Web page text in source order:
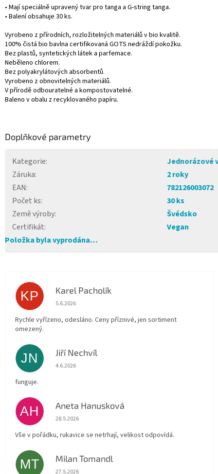
• Mají speciálně upravený tvar pro tanga a G-string tanga.
• Balení obsahuje 30 ks.
Vyrobeno z přírodních, rozložitelných materiálů v bio kvalitě.
100% čistá bio bavlna certifikovaná GOTS nedráždí pokožku.
Bez plastů, syntetických látek a parfemace.
Neběleno chlorem.
Bez polyakrylátových absorbentů.
Vyrobeno z obnovitelných materiálů.
V přírodě odbouratelné a kompostovatelné.
Baleno v obalu z recyklovaného papíru.
Doplňkové parametry
Kategorie:
Jednorázové
Záruka:
2 roky
EAN:
782126003072
Počet ks:
30 ks
Země výroby:
Švédsko
Certifikát:
Vegan
Položka byla vyprodána…
KP Karel Pacholík
Hodnocení obchodu je 4 z 5 hvězdiček.
5.6.2026
Rychle vyřízeno, odesláno. Ceny příznivé, jen sortiment
omezený.
JN Jiří Nechvíl
Hodnocení obchodu je 5 z 5 hvězdiček.
4.6.2026
funguje.
AH Aneta Hanusková
Hodnocení obchodu je 5 z 5 hvězdiček.
28.5.2026
Vše v pořádku, rukavice se netrhají, velikost odpovídá.
MT Milan Tomandl
Hodnocení obchodu je 5 z 5 hvězdiček.
27.5.2026